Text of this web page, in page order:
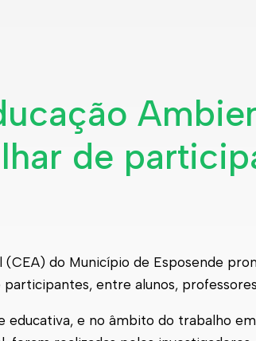
de água
de
do Município de Esposende
entre alunos,
educativa, e no âmbito do trabalho